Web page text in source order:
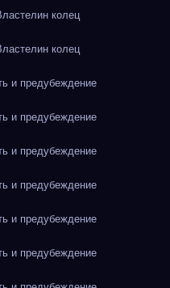
колец
колец
и предубеждение
и предубеждение
и предубеждение
и предубеждение
и предубеждение
и предубеждение